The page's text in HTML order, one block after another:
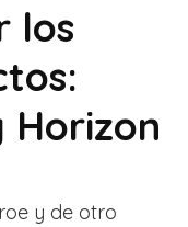
los
Horizon
y de otro